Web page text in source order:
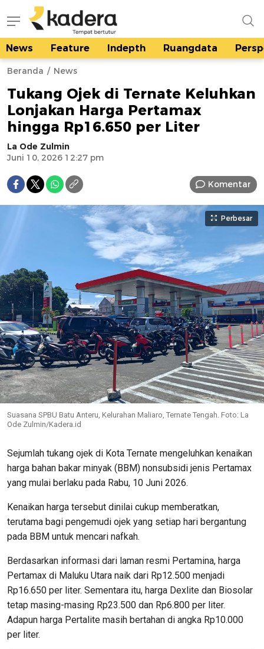
kadera.id
Tempat bertutur
News Feature Indepth Ruangdata
Beranda News
Tukang Ojek di Ternate Keluhkan
Lonjakan Harga Pertamax
hingga Rp16.650 per Liter
La Ode Zulmin
Juni 10, 2026 12:27 pm
Komentar
Perbesar
Suasana SPBU Batu Anteru, Kelurahan Maliaro, Ternate Tengah. Foto: La
Ode Zulmin/Kadera.id
Sejumlah tukang ojek di Kota Ternate mengeluhkan kenaikan
harga bahan bakar minyak (BBM) nonsubsidi jenis Pertamax
yang mulai berlaku pada Rabu, 10 Juni 2026.
Kenaikan harga tersebut dinilai cukup memberatkan,
terutama bagi pengemudi ojek yang setiap hari bergantung
pada BBM untuk mencari nafkah.
Berdasarkan informasi dari laman resmi Pertamina, harga
Pertamax di Maluku Utara naik dari Rp12.500 menjadi
Rp16.650 per liter. Sementara itu, harga Dexlite dan Biosolar
tetap masing-masing Rp23.500 dan Rp6.800 per liter.
Adapun harga Pertalite masih bertahan di angka Rp10.000
per liter.